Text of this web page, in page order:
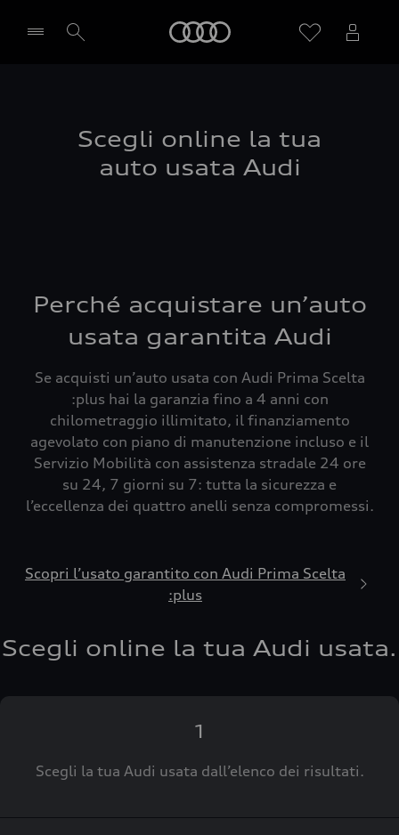
Scegli online la tua
auto usata Audi
Perché acquistare un’auto
usata garantita Audi
Se acquisti un’auto usata con Audi Prima Scelta
:plus hai la garanzia fino a 4 anni con
chilometraggio illimitato, il finanziamento
agevolato con piano di manutenzione incluso e il
Servizio Mobilità con assistenza stradale 24 ore
su 24, 7 giorni su 7: tutta la sicurezza e
l’eccellenza dei quattro anelli senza compromessi.
Scopri l’usato garantito con Audi Prima Scelta
:plus
Scegli online la tua Audi usata.
1
Scegli la tua Audi usata dall’elenco dei risultati.